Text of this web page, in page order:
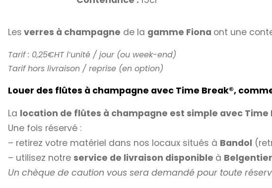
Les verres à champagne de la gamme Fiona ont une
Tarif : 0,25€HT l’unité / jour (ou week-end)
Tarif hors livraison / reprise (en option)
Louer des flûtes à champagne avec Time Break®,
La location de flûtes à champagne est simple avec Time
Une fois réservé :
– retirez votre matériel dans nos locaux situés à Bandol
– utilisez notre service de livraison disponible à Belgentier
Un chèque de caution vous sera demandé pour toute